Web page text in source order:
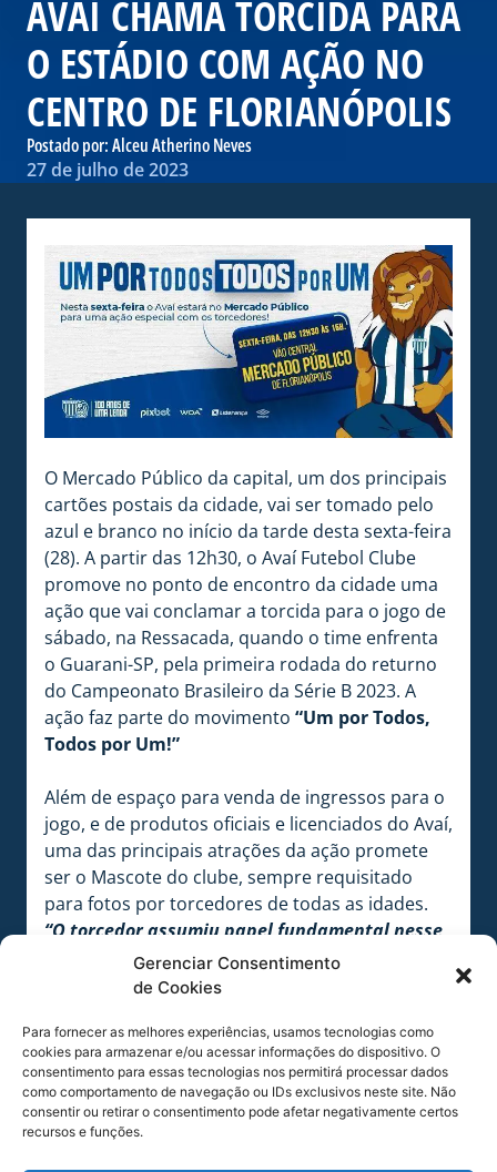
Gerenciar Consentimento
de Cookies
Para fornecer as melhores experiências, usamos tecnologias como
cookies para armazenar e/ou acessar informações do dispositivo. O
consentimento para essas tecnologias nos permitirá processar dados
como comportamento de navegação ou IDs exclusivos neste site. Não
consentir ou retirar o consentimento pode afetar negativamente certos
recursos e funções.
AVAÍ CHAMA TORCIDA PARA
O ESTÁDIO COM AÇÃO NO
CENTRO DE FLORIANÓPOLIS
Postado por:Alceu Atherino Neves
27 de julho de 2023
O Mercado Público da capital, um dos principais
cartões postais da cidade, vai ser tomado pelo
azul e branco no início da tarde desta sexta-feira
(28). A partir das 12h30, o Avaí Futebol Clube
promove no ponto de encontro da cidade uma
ação que vai conclamar a torcida para o jogo de
sábado, na Ressacada, quando o time enfrenta
o Guarani-SP, pela primeira rodada do returno
do Campeonato Brasileiro da Série B 2023. A
ação faz parte do movimento “Um por Todos,
Todos por Um!”
Além de espaço para venda de ingressos para o
jogo, e de produtos oficiais e licenciados do Avaí,
uma das principais atrações da ação promete
ser o Mascote do clube, sempre requisitado
para fotos por torcedores de todas as idades.
“O torcedor assumiu papel fundamental nesse
momento de recuperação do clube no
campeonato e precisamos estar perto dele.
agradecer pelo apoio até agora”,diz o
presidente Júlio Heerdt.
Para o jogo de sábado, o Avaí manteve
promoções especiais para atrair o torcedor